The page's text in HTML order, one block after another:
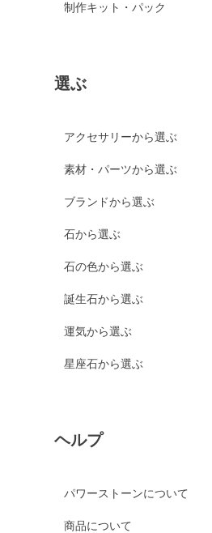
制作キット・パック
選ぶ
アクセサリーから選ぶ
素材・パーツから選ぶ
ブランドから選ぶ
石から選ぶ
石の色から選ぶ
誕生石から選ぶ
運気から選ぶ
星座石から選ぶ
ヘルプ
パワーストーンについて
商品について